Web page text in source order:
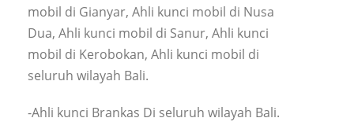
mobil di Gianyar, Ahli kunci mobil di Nusa
Dua, Ahli kunci mobil di Sanur, Ahli kunci
mobil di Kerobokan, Ahli kunci mobil di
seluruh wilayah Bali.
-Ahli kunci Brankas Di seluruh wilayah Bali.